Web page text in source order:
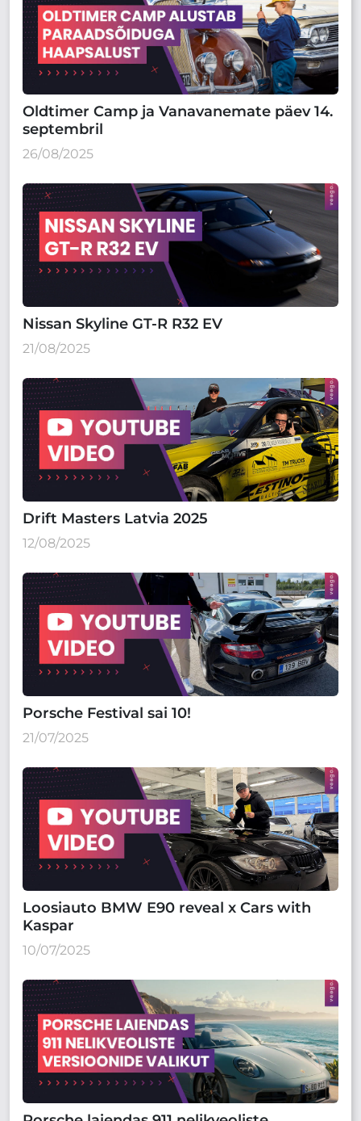
Oldtimer Camp ja Vanavanemate päev 14.
septembril
26/08/2025
Nissan Skyline GT-R R32 EV
21/08/2025
Drift Masters Latvia 2025
12/08/2025
Porsche Festival sai 10!
21/07/2025
Loosiauto BMW E90 reveal x Cars with
Kaspar
10/07/2025